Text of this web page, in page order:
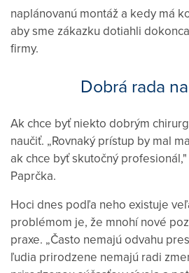
naplánovanú montáž a kedy má
aby sme zákazku dotiahli
firmy.
Dobrá rada
Ak chce byť niekto dobrým
naučiť. „Rovnaký prístup by mal
ak chce byť skutočný
Paprčka.
Hoci dnes podľa neho existuje
problémom je, že mnohí nové
praxe. „Často nemajú odvahu
ľudia prirodzene nemajú radi